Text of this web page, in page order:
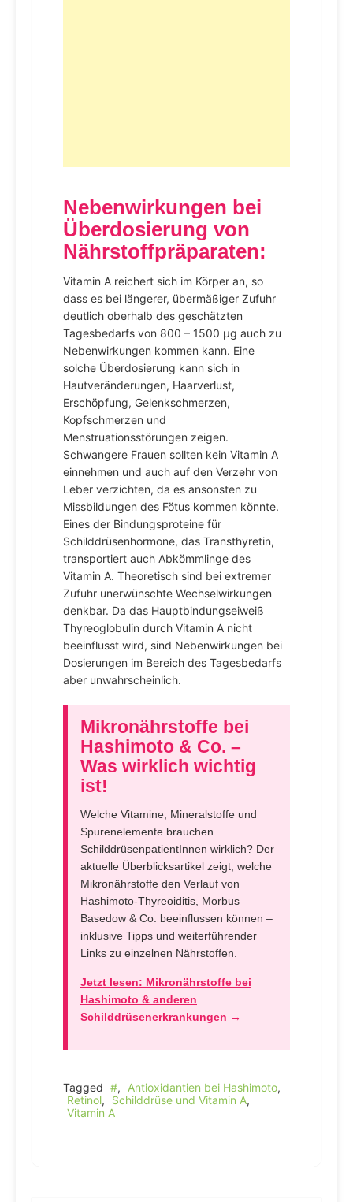
Nebenwirkungen bei
Überdosierung von
Nährstoffpräparaten:
Vitamin A reichert sich im Körper an, so
dass es bei längerer, übermäßiger Zufuhr
deutlich oberhalb des geschätzten
Tagesbedarfs von 800 – 1500 µg auch zu
Nebenwirkungen kommen kann. Eine
solche Überdosierung kann sich in
Hautveränderungen, Haarverlust,
Erschöpfung, Gelenkschmerzen,
Kopfschmerzen und
Menstruationsstörungen zeigen.
Schwangere Frauen sollten kein Vitamin A
einnehmen und auch auf den Verzehr von
Leber verzichten, da es ansonsten zu
Missbildungen des Fötus kommen könnte.
Eines der Bindungsproteine für
Schilddrüsenhormone, das Transthyretin,
transportiert auch Abkömmlinge des
Vitamin A. Theoretisch sind bei extremer
Zufuhr unerwünschte Wechselwirkungen
denkbar. Da das Hauptbindungseiweiß
Thyreoglobulin durch Vitamin A nicht
beeinflusst wird, sind Nebenwirkungen bei
Dosierungen im Bereich des Tagesbedarfs
aber unwahrscheinlich.
Mikronährstoffe bei
Hashimoto & Co. –
Was wirklich wichtig
ist!
Welche Vitamine, Mineralstoffe und
Spurenelemente brauchen
SchilddrüsenpatientInnen wirklich? Der
aktuelle Überblicksartikel zeigt, welche
Mikronährstoffe den Verlauf von
Hashimoto-Thyreoiditis, Morbus
Basedow & Co. beeinflussen können –
inklusive Tipps und weiterführender
Links zu einzelnen Nährstoffen.
Jetzt lesen: Mikronährstoffe bei
Hashimoto & anderen
Schilddrüsenerkrankungen →
Tagged #, Antioxidantien bei Hashimoto,
Retinol, Schilddrüse und Vitamin A,
Vitamin A